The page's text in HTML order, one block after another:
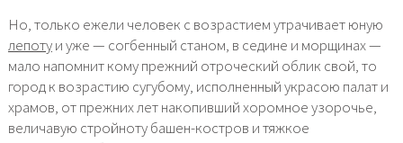
Но, только ежели человек с возрастием утрачивает юную
лепотуи уже — согбенный станом, в седине и морщинах —
мало напомнит кому прежний отроческий облик свой, то
город к возрастию сугубому, исполненный украсою палат и
храмов, от прежних лет накопивший хоромное узорочье,
величавую стройноту башен-костров и тяжкое